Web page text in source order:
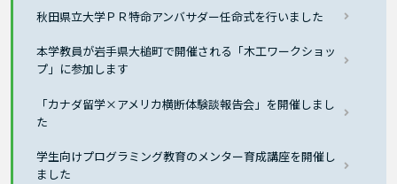
秋田県立大学ＰＲ特命アンバサダー任命式を行いました
本学教員が岩手県大槌町で開催される「木工ワークショッ
プ」に参加します
「カナダ留学×アメリカ横断体験談報告会」を開催しまし
た
学生向けプログラミング教育のメンター育成講座を開催し
ました